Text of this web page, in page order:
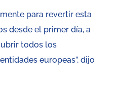
para revertir esta
desde el primer día, a
todos los
europeas”, dijo